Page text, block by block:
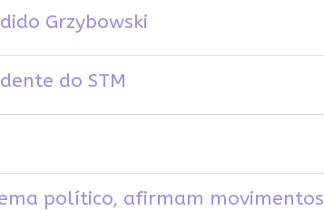
Grzybowski
do STM
político, afirmam movimentos